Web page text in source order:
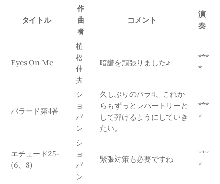
タイトル
作
曲
者
コメント
演
奏
Eyes On Me
植
松
伸
夫
暗譜を頑張りました♪
***
*
バラード第4番
シ
ョ
パ
ン
久しぶりのバラ4、これか
らもずっとレパートリーと
して弾けるようにしていき
たい。
***
*
エチュード25-
(6、8)
シ
ョ
パ
ン
緊張対策も必要ですね
***
*